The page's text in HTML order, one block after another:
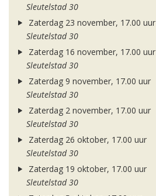
Sleutelstad 30
Zaterdag 23 november, 17.00 uur
Sleutelstad 30
Zaterdag 16 november, 17.00 uur
Sleutelstad 30
Zaterdag 9 november, 17.00 uur
Sleutelstad 30
Zaterdag 2 november, 17.00 uur
Sleutelstad 30
Zaterdag 26 oktober, 17.00 uur
Sleutelstad 30
Zaterdag 19 oktober, 17.00 uur
Sleutelstad 30